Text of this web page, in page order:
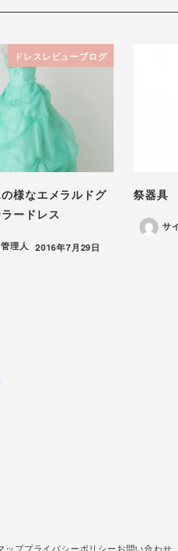
ドレスレビューブログ
様なエメラルドグ
ードレス
理人 投稿日
2016年7月29日
祭器具
サ
ッププライバシーポリシーお問い合わせ